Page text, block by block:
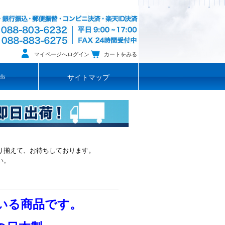
マイページへログイン カートをみる
サイトマップ
えて、お待ちしております。
商品です。